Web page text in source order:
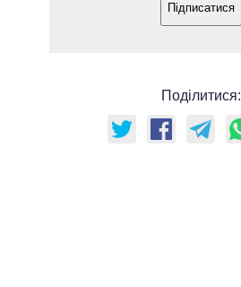
Підписатися
Поділитися: